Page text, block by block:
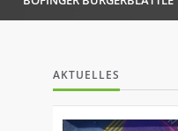
AKTUELLES